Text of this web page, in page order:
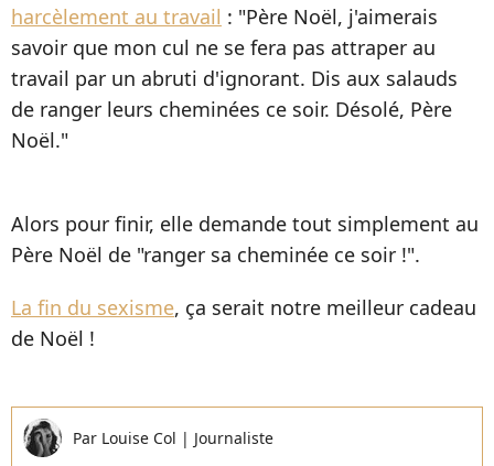
harcèlement au travail : "Père Noël, j'aimerais
savoir que mon cul ne se fera pas attraper au
travail par un abruti d'ignorant. Dis aux salauds
de ranger leurs cheminées ce soir. Désolé, Père
Noël."
Alors pour finir, elle demande tout simplement au
Père Noël de "ranger sa cheminée ce soir !".
La fin du sexisme, ça serait notre meilleur cadeau
de Noël !
Par Louise Col | Journaliste